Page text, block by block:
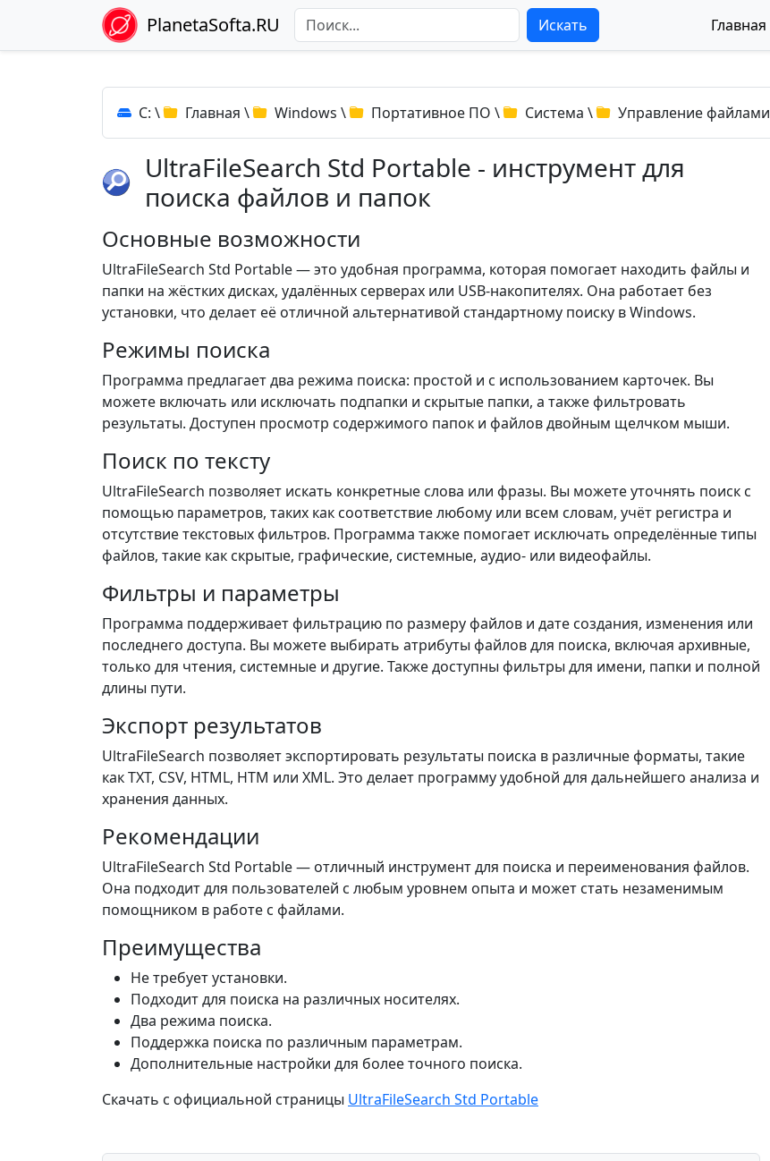
PlanetaSofta.RU Искать Главная
C: \ Главная \ Windows \ Портативное ПО \ Система \ Управление файлами
UltraFileSearch Std Portable - инструмент для
поиска файлов и папок
Основные возможности
UltraFileSearch Std Portable — это удобная программа, которая помогает находить файлы и
папки на жёстких дисках, удалённых серверах или USB-накопителях. Она работает без
установки, что делает её отличной альтернативой стандартному поиску в Windows.
Режимы поиска
Программа предлагает два режима поиска: простой и с использованием карточек. Вы
можете включать или исключать подпапки и скрытые папки, а также фильтровать
результаты. Доступен просмотр содержимого папок и файлов двойным щелчком мыши.
Поиск по тексту
UltraFileSearch позволяет искать конкретные слова или фразы. Вы можете уточнять поиск с
помощью параметров, таких как соответствие любому или всем словам, учёт регистра и
отсутствие текстовых фильтров. Программа также помогает исключать определённые типы
файлов, такие как скрытые, графические, системные, аудио- или видеофайлы.
Фильтры и параметры
Программа поддерживает фильтрацию по размеру файлов и дате создания, изменения или
последнего доступа. Вы можете выбирать атрибуты файлов для поиска, включая архивные,
только для чтения, системные и другие. Также доступны фильтры для имени, папки и полной
длины пути.
Экспорт результатов
UltraFileSearch позволяет экспортировать результаты поиска в различные форматы, такие
как TXT, CSV, HTML, HTM или XML. Это делает программу удобной для дальнейшего анализа и
хранения данных.
Рекомендации
UltraFileSearch Std Portable — отличный инструмент для поиска и переименования файлов.
Она подходит для пользователей с любым уровнем опыта и может стать незаменимым
помощником в работе с файлами.
Преимущества
Не требует установки.
Подходит для поиска на различных носителях.
Два режима поиска.
Поддержка поиска по различным параметрам.
Дополнительные настройки для более точного поиска.
Скачать с официальной страницы UltraFileSearch Std Portable